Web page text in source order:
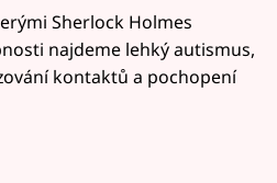
Sherlock Holmes
najdeme lehký autismus,
kontaktů a pochopení